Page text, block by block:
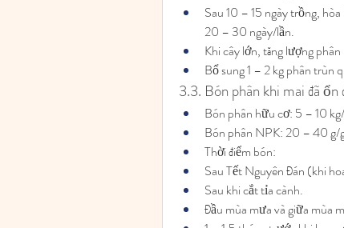
Sau 10 – 15 ngày trồng,
20 – 30 ngày/lần.
Khi cây lớn, tăng lượng
Bổ sung 1 – 2 kg phân trùn
3.3. Bón phân khi mai đã ổn
Bón phân hữu cơ: 5 – 10
Bón phân NPK: 20 – 40 g/
Thời điểm bón:
Sau Tết Nguyên Đán (khi
Sau khi cắt tỉa cành.
Đầu mùa mưa và giữa mùa